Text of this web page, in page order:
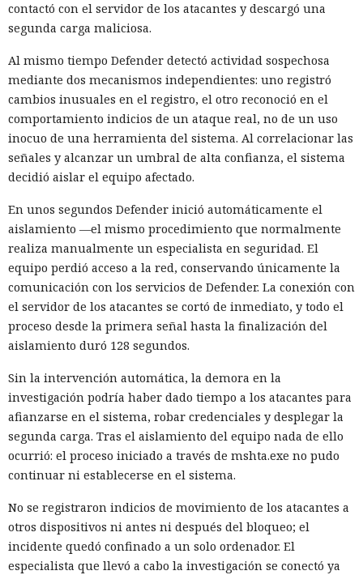
contactó con el servidor de los atacantes y descargó una
segunda carga maliciosa.
Al mismo tiempo Defender detectó actividad sospechosa
mediante dos mecanismos independientes: uno registró
cambios inusuales en el registro, el otro reconoció en el
comportamiento indicios de un ataque real, no de un uso
inocuo de una herramienta del sistema. Al correlacionar las
señales y alcanzar un umbral de alta confianza, el sistema
decidió aislar el equipo afectado.
En unos segundos Defender inició automáticamente el
aislamiento —el mismo procedimiento que normalmente
realiza manualmente un especialista en seguridad. El
equipo perdió acceso a la red, conservando únicamente la
comunicación con los servicios de Defender. La conexión con
el servidor de los atacantes se cortó de inmediato, y todo el
proceso desde la primera señal hasta la finalización del
aislamiento duró 128 segundos.
Sin la intervención automática, la demora en la
investigación podría haber dado tiempo a los atacantes para
afianzarse en el sistema, robar credenciales y desplegar la
segunda carga. Tras el aislamiento del equipo nada de ello
ocurrió: el proceso iniciado a través de mshta.exe no pudo
continuar ni establecerse en el sistema.
No se registraron indicios de movimiento de los atacantes a
otros dispositivos ni antes ni después del bloqueo; el
incidente quedó confinado a un solo ordenador. El
especialista que llevó a cabo la investigación se conectó ya